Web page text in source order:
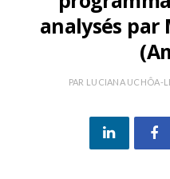
analysés par
PAR LUCIANA UCHÔA-